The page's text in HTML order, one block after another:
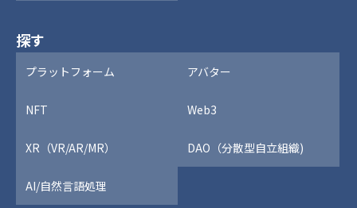
探す
プラットフォーム アバター
NFT Web3
XR（VR/AR/MR） DAO（分散型自立組織)
AI/自然言語処理